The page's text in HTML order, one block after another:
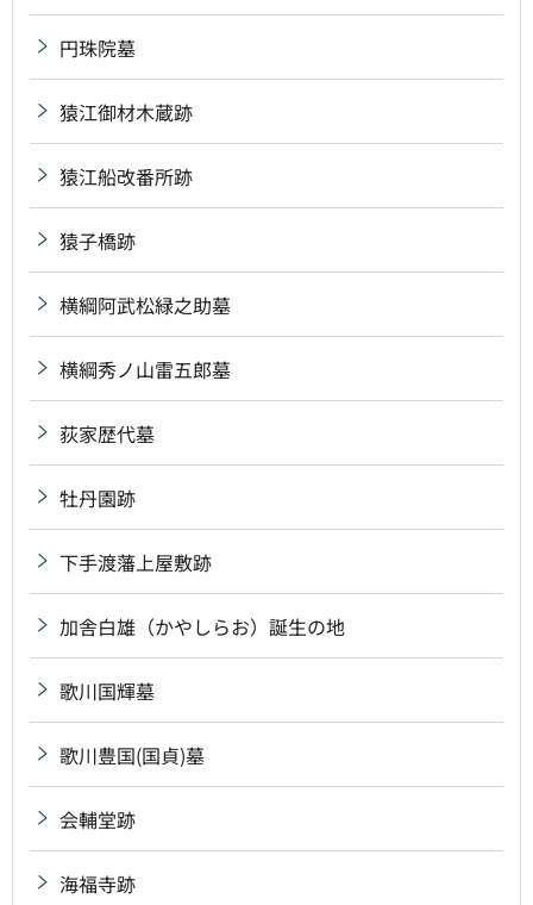
円珠院墓
猿江御材木蔵跡
猿江船改番所跡
猿子橋跡
横綱阿武松緑之助墓
横綱秀ノ山雷五郎墓
荻家歴代墓
牡丹園跡
下手渡藩上屋敷跡
加舎白雄（かやしらお）誕生の地
歌川国輝墓
歌川豊国(国貞)墓
会輔堂跡
海福寺跡